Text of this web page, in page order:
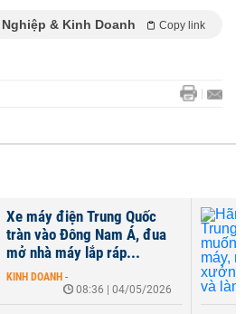
& Kinh Doanh Copy link
Hãng xe Trung Quốc muốn
xây nhà máy, mở gần 80
xưởng dịch vụ và làm...
13:26 | 27/03/2026